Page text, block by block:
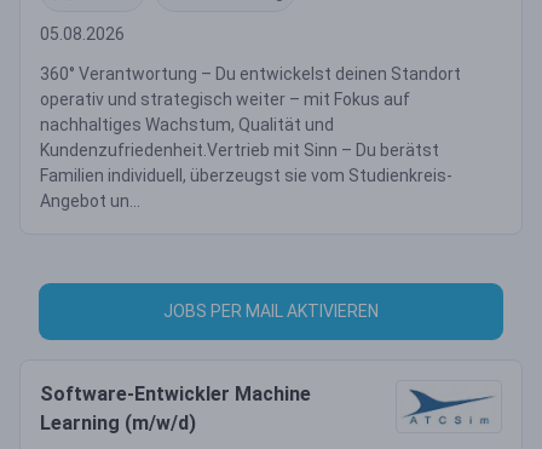
05.08.2026
360° Verantwortung – Du entwickelst deinen Standort
operativ und strategisch weiter – mit Fokus auf
nachhaltiges Wachstum, Qualität und
Kundenzufriedenheit.Vertrieb mit Sinn – Du berätst
Familien individuell, überzeugst sie vom Studienkreis-
Angebot un...
JOBS PER MAIL AKTIVIEREN
Software-Entwickler Machine
Learning (m/w/d)